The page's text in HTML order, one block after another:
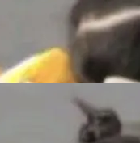
添加
：
boo
换为
按
庸的
七年
据
五个
的一
，适